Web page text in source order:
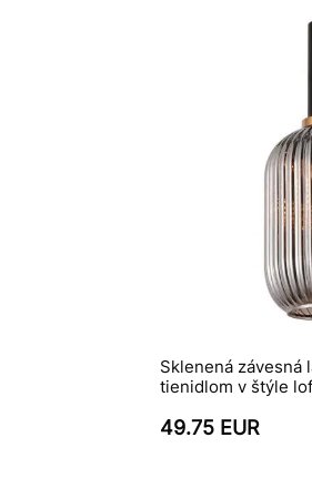
Sklenená závesná
tienidlom v štýle
49.75 EUR